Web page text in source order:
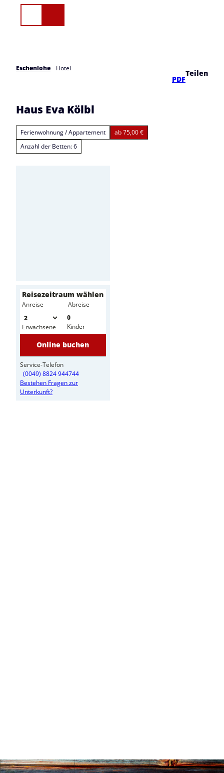
Eschenlohe Hotel
PDF
Teilen
Haus Eva Kölbl
Ferienwohnung / Appartement
ab 75,00 €
Anzahl der Betten: 6
Reisezeitraum wählen
Anreise
-
Abreise
Erwachsene
0
Kinder
Online buchen
Service-Telefon
(0049) 8824 944744
Bestehen Fragen zur
Unterkunft?